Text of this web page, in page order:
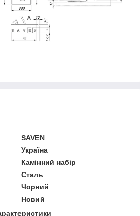
SAVEN
Україна
Камінний набір
Сталь
Чорний
Новий